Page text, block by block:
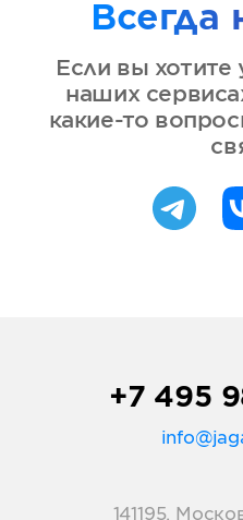
Всегда
Если вы
наших
какие-то
+7 495
141195,